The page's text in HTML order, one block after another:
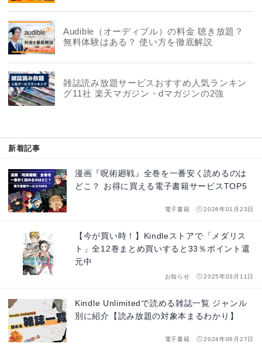
Audible（オーディブル）の料金 聴き放題？
無料体験はある？ 使い方を徹底解説
雑誌読み放題サービスおすすめ人気ランキン
グ11社 楽天マガジン・dマガジンの2強
新着記事
漫画『呪術廻戦』全巻を一番安く読めるのは
どこ？ お得に買える電子書籍サービスTOP5
電子書籍 2026年01月23日
【今が買い時！】Kindleストアで「メダリス
ト」全12巻まとめ買いすると33％ポイント還
元中
お知らせ 2025年03月11日
Kindle Unlimitedで読める雑誌一覧 ジャンル
別に紹介【読み放題の対象本まるわかり】
電子書籍 2024年06月27日